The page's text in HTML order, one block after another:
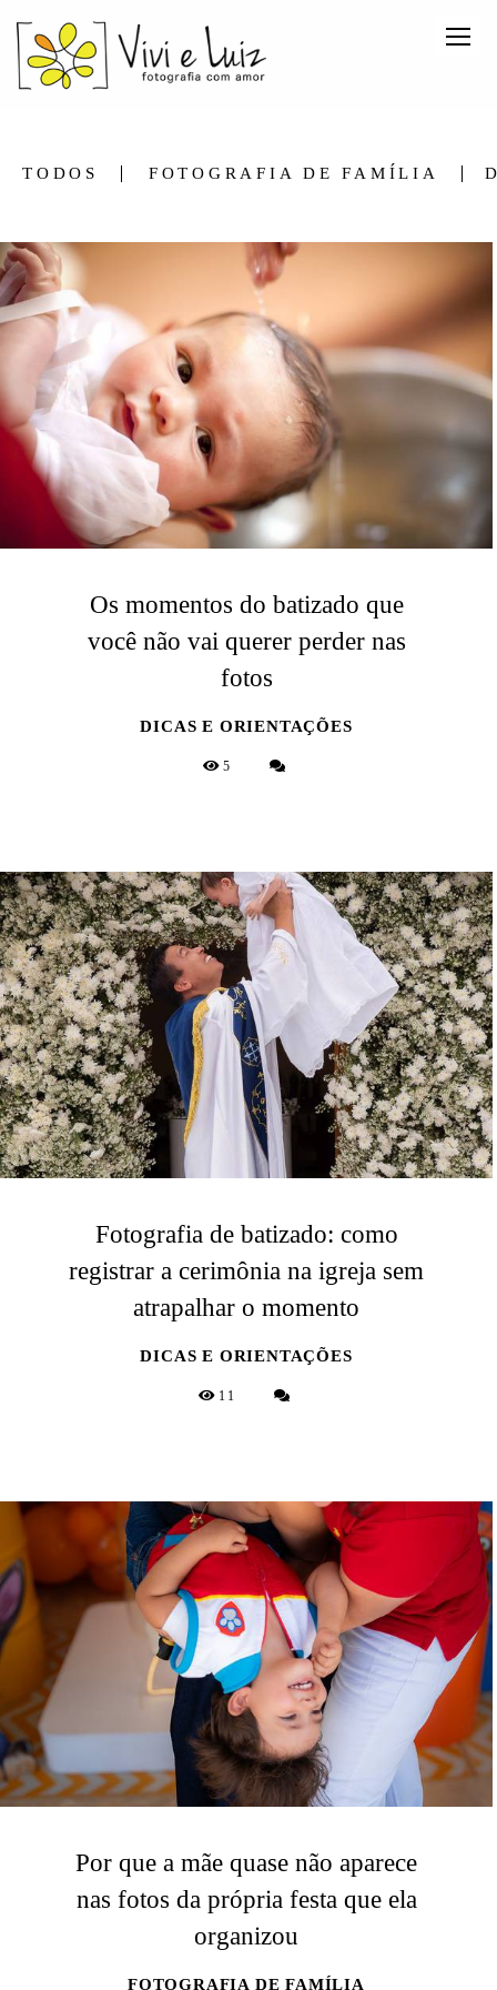
TODOS FOTOGRAFIA DE FAMÍLIA
Os momentos do batizado que
você não vai querer perder nas
fotos
DICAS E ORIENTAÇÕES
5
Fotografia de batizado: como
registrar a cerimônia na igreja sem
atrapalhar o momento
DICAS E ORIENTAÇÕES
11
Por que a mãe quase não aparece
nas fotos da própria festa que ela
organizou
FOTOGRAFIA DE FAMÍLIA